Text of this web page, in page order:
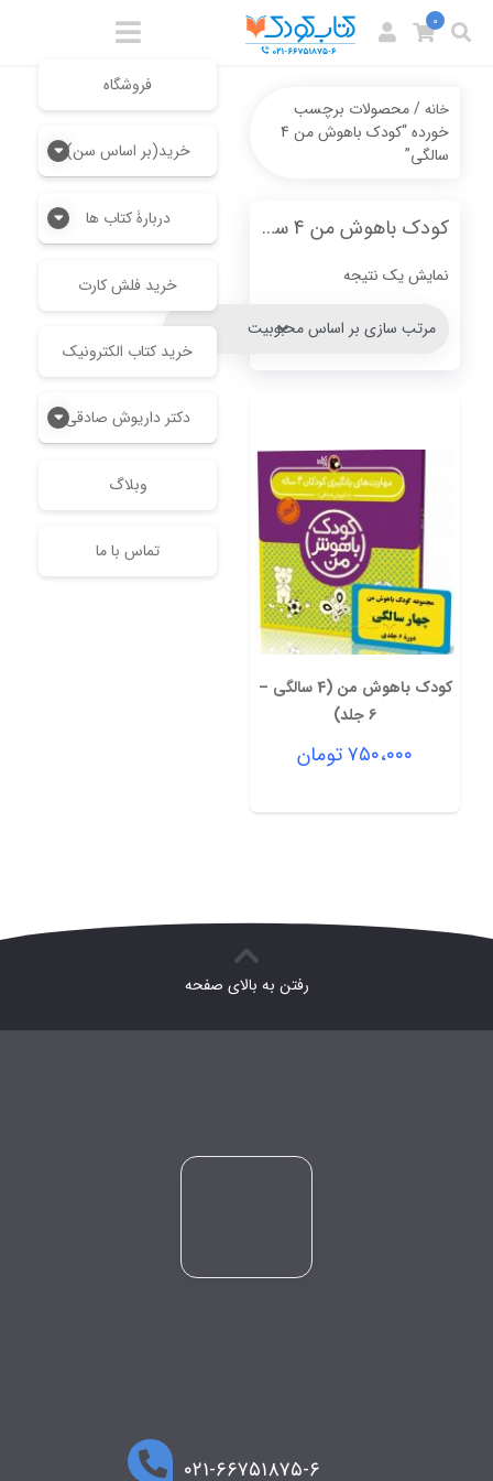
فروشگاه
خرید(بر اساس سن)
دربارۀ کتاب ها
خرید فلش کارت
خرید کتاب الکترونیک
دکتر داریوش صادقی
وبلاگ
تماس با ما
0
خانه/ محصولات برچسب
خورده “کودک باهوش من 4
سالگی”
کودک باهوش من 4 سالگی
نمایش یک نتیجه
کودک باهوش من (4 سالگی –
6 جلد)
۷۵۰،۰۰۰تومان
رفتن به بالای صفحه
۰۲۱-۶۶۷۵۱۸۷۵-۶